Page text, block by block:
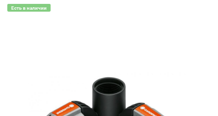
Есть в наличии